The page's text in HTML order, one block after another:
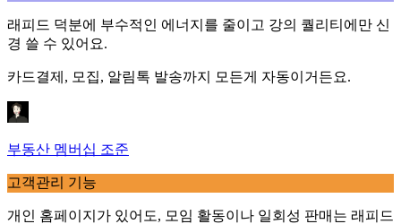
래피드 덕분에 부수적인 에너지를 줄이고 강의 퀄리티에만 신
경 쓸 수 있어요.
카드결제, 모집, 알림톡 발송까지 모든게 자동이거든요.
부동산 멤버십 조준
고객관리 기능
개인 홈페이지가 있어도, 모임 활동이나 일회성 판매는 래피드